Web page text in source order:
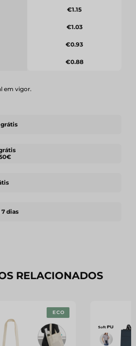
€1.15
€1.03
€0.93
€0.88
em vigor.
dias
RELACIONADOS
ECO